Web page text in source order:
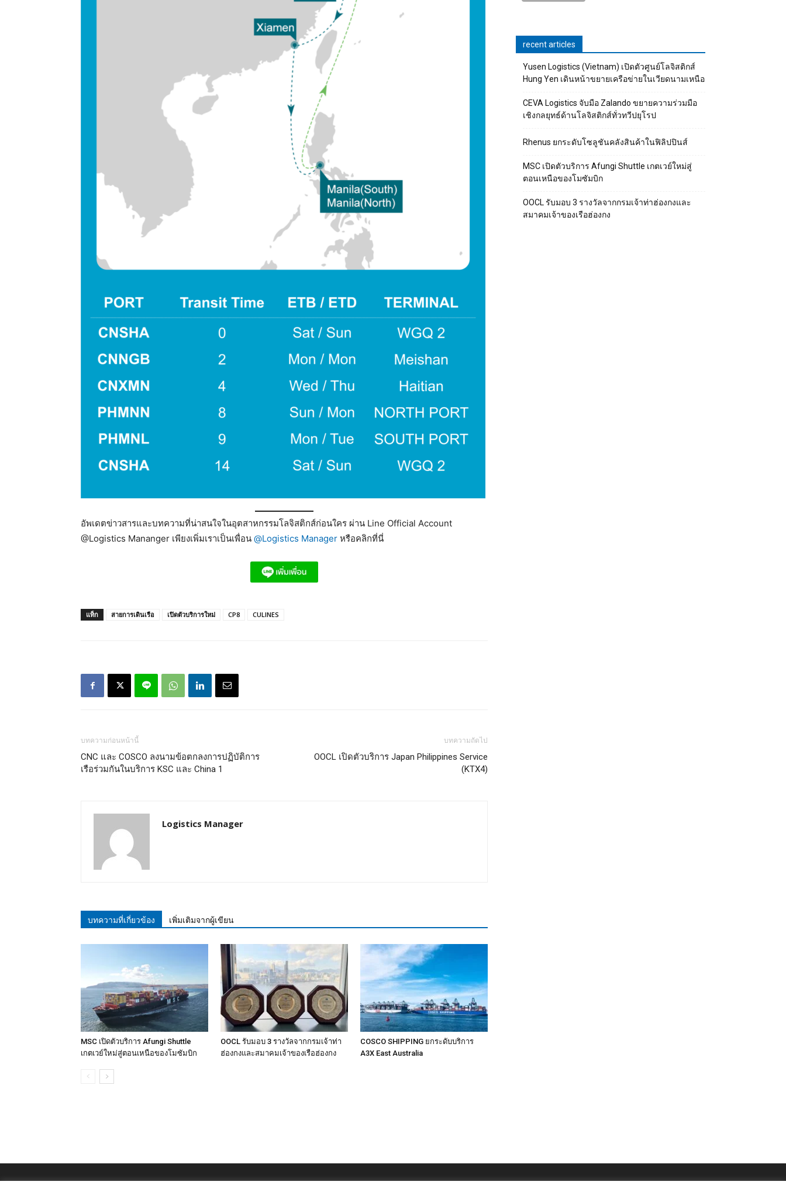
อัพเดตข่าวสารและบทความที่น่าสนใจในอุตสาหกรรมโลจิสติกส์ก่อนใคร ผ่าน Line Official Account
@Logistics Mananger เพียงเพิ่มเราเป็นเพื่อน @Logistics Manager หรือคลิกที่นี่
แท็ก สายการเดินเรือ เปิดตัวบริการใหม่ CP8 CULINES
บทความก่อนหน้านี้
CNC และ COSCO ลงนามข้อตกลงการปฏิบัติการ
เรือร่วมกันในบริการ KSC และ China 1
บทความถัดไป
OOCL เปิดตัวบริการ Japan Philippines Service
(KTX4)
Logistics Manager
บทความที่เกี่ยวข้อง เพิ่มเติมจากผู้เขียน
MSC เปิดตัวบริการ Afungi Shuttle
เกตเวย์ใหม่สู่ตอนเหนือของโมซัมบิก
OOCL รับมอบ 3 รางวัลจากกรมเจ้าท่า
ฮ่องกงและสมาคมเจ้าของเรือฮ่องกง
COSCO SHIPPING ยกระดับบริการ
A3X East Australia
recent articles
Yusen Logistics (Vietnam) เปิดตัวศูนย์โลจิสติกส์
Hung Yen เดินหน้าขยายเครือข่ายในเวียดนามเหนือ
CEVA Logistics จับมือ Zalando ขยายความร่วมมือ
เชิงกลยุทธ์ด้านโลจิสติกส์ทั่วทวีปยุโรป
Rhenus ยกระดับโซลูชันคลังสินค้าในฟิลิปปินส์
MSC เปิดตัวบริการ Afungi Shuttle เกตเวย์ใหม่สู่
ตอนเหนือของโมซัมบิก
OOCL รับมอบ 3 รางวัลจากกรมเจ้าท่าฮ่องกงและ
สมาคมเจ้าของเรือฮ่องกง